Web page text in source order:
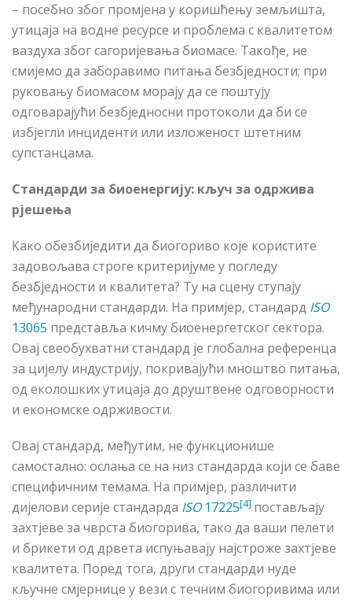
– посебно због промјена у коришћењу земљишта,
утицаја на водне ресурсе и проблема с квалитетом
ваздуха због сагоријевања биомасе. Такође, не
смијемо да заборавимо питања безбједности; при
руковању биомасом морају да се поштују
одговарајући безбједносни протоколи да би се
избјегли инциденти или изложеност штетним
супстанцама.
Стандарди за биоенергију: кључ за одржива
рјешења
Како обезбиједити да биогориво које користите
задовољава строге критеријуме у погледу
безбједности и квалитета? Ту на сцену ступају
међународни стандарди. На примјер, стандард ISO
13065 представља кичму биоенергетског сектора.
Овај свеобухватни стандард је глобална референца
за цијелу индустрију, покривајући мноштво питања,
од еколошких утицаја до друштвене одговорности
и економске одрживости.
Овај стандард, међутим, не функционише
самостално: ослања се на низ стандарда који се баве
специфичним темама. На примјер, различити
дијелови серије стандарда ISO 17225[4] постављају
захтјеве за чврста биогорива, тако да ваши пелети
и брикети од дрвета испуњавају најстроже захтјеве
квалитета. Поред тога, други стандарди нуде
кључне смјернице у вези с течним биогоривима или